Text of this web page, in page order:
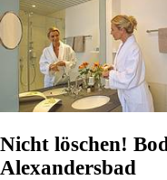
Nicht löschen!
Alexandersbad